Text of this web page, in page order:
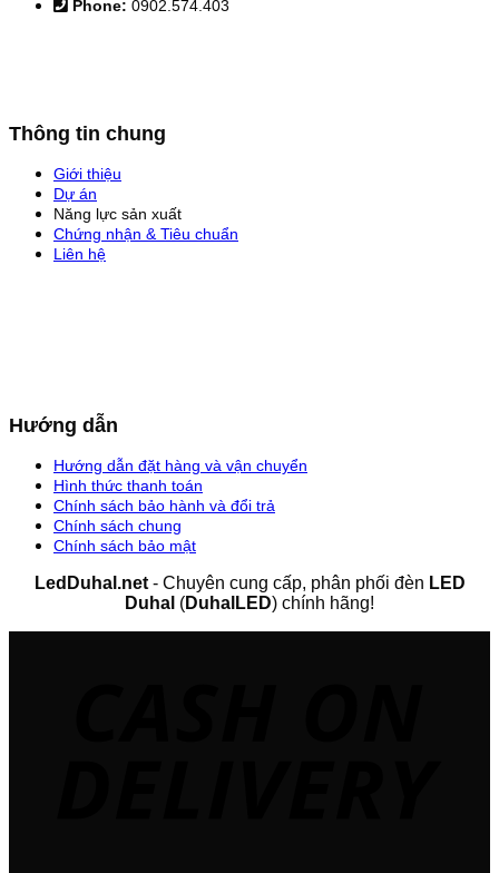
Phone: 0902.574.403
Thông tin chung
Giới thiệu
Dự án
Năng lực sản xuất
Chứng nhận & Tiêu chuẩn
Liên hệ
Hướng dẫn
Hướng dẫn đặt hàng và vận chuyển
Hình thức thanh toán
Chính sách bảo hành và đổi trả
Chính sách chung
Chính sách bảo mật
LedDuhal.net- Chuyên cung cấp, phân phối đèn LED
Duhal (DuhalLED) chính hãng!